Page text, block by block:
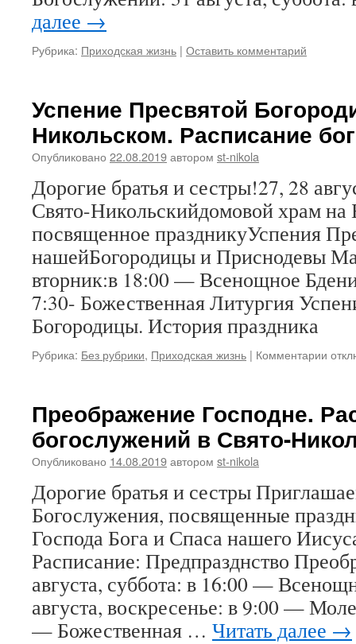
далее →
Рубрика: Приходская жизнь | Оставить комментарий
Успение Пресвятой
Никольском. Расписание
Опубликовано 22.08.2019автором st-nikola
Дорогие братья и сестры!27, 28
Свято-Никольскийдомовой храм на
посвященное праздникуУспения
нашейБогородицы и Приснодевы
вторник:в 18:00 — Всенощное
7:30- Божественная Литургия
Богородицы. История праздника
Рубрика: Без рубрики, Приходская жизнь | Комментарии к
в
Преображение Господне.
богослужений в Свято-
Опубликовано 14.08.2019автором st-nikola
Дорогие братья и сестры
Богослужения, посвященные
Господа Бога и Спаса нашего
Расписание: Предпразднство
августа, суббота: в 16:00 —
августа, воскресенье: в 9:00 —
— Божественная … Читать далее →